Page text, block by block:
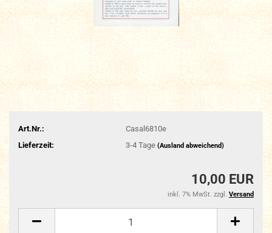
Art.Nr.:
Casal6810e
Lieferzeit:
3-4 Tage (Ausland abweichend)
10,00 EUR
inkl. 7% MwSt. zzgl. Versand